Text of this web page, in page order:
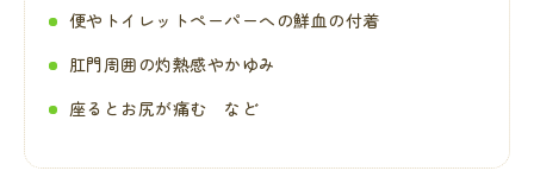
便やトイレットペーパーへの鮮血の付着
肛門周囲の灼熱感やかゆみ
座るとお尻が痛む など